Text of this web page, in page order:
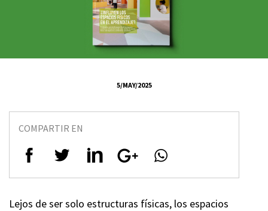
5/MAY/2025
COMPARTIR EN
Lejos de ser solo estructuras físicas, los espacios